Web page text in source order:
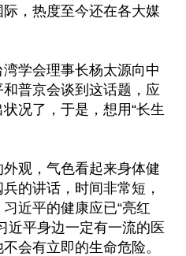
际，热度至今还在各大媒
学会理事长杨太源向中
普京会谈到这话题，应
况了，于是，想用“长生
观，气色看起来身体健
的讲话，时间非常短，
近平的健康应已“亮红
近平身边一定有一流的医
会有立即的生命危险。